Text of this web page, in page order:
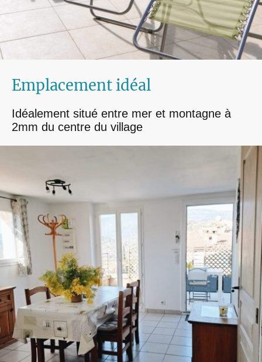
Emplacement idéal
Idéalement situé entre mer et montagne à
2mm du centre du village